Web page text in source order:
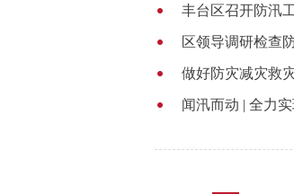
丰台区召开防汛
区领导调研检查
做好防灾减灾救
闻汛而动 | 全力